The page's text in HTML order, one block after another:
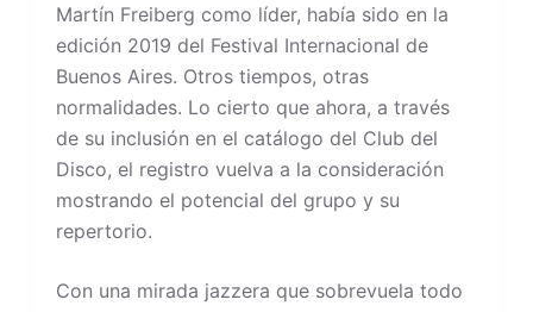
Martín Freiberg como líder, había sido en la
edición 2019 del Festival Internacional de
Buenos Aires. Otros tiempos, otras
normalidades. Lo cierto que ahora, a través
de su inclusión en el catálogo del Club del
Disco, el registro vuelva a la consideración
mostrando el potencial del grupo y su
repertorio.
Con una mirada jazzera que sobrevuela todo